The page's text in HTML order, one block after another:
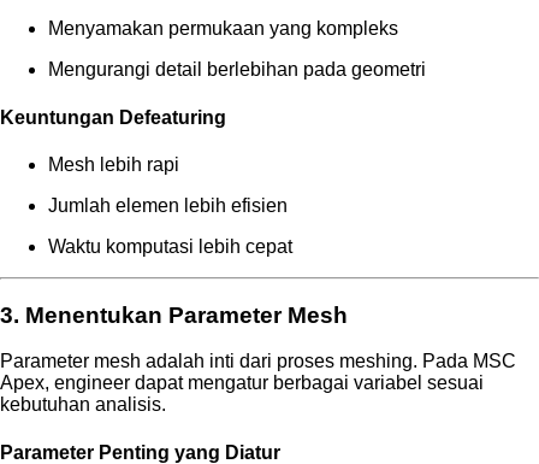
Menyamakan permukaan yang kompleks
Mengurangi detail berlebihan pada geometri
Keuntungan Defeaturing
Mesh lebih rapi
Jumlah elemen lebih efisien
Waktu komputasi lebih cepat
3. Menentukan Parameter Mesh
Parameter mesh adalah inti dari proses meshing. Pada MSC
Apex, engineer dapat mengatur berbagai variabel sesuai
kebutuhan analisis.
Parameter Penting yang Diatur